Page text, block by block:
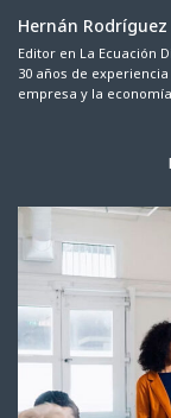
Hernán Rodríguez
Editor en La Ecuación
30 años de
empresa y la